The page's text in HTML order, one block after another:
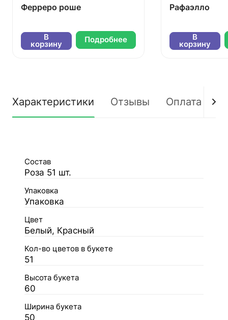
Ферреро роше
В
корзину Подробнее
Рафаэлло
В
корзину
Характеристики Отзывы Оплата
Состав
Роза 51 шт.
Упаковка
Упаковка
Цвет
Белый, Красный
Кол-во цветов в букете
51
Высота букета
60
Ширина букета
50